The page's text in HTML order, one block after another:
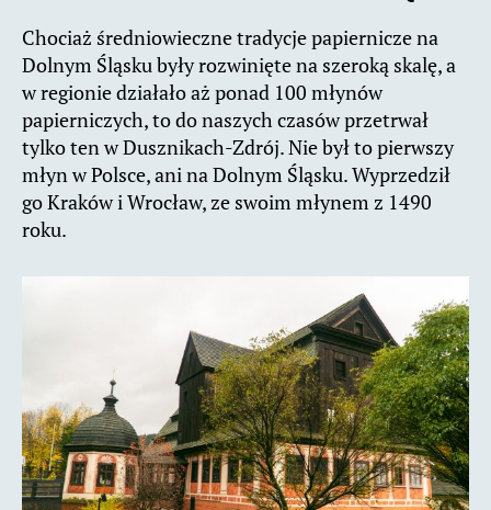
Chociaż średniowieczne tradycje papiernicze na
Dolnym Śląsku były rozwinięte na szeroką skalę, a
w regionie działało aż ponad 100 młynów
papierniczych, to do naszych czasów przetrwał
tylko ten w Dusznikach-Zdrój. Nie był to pierwszy
młyn w Polsce, ani na Dolnym Śląsku. Wyprzedził
go Kraków i Wrocław, ze swoim młynem z 1490
roku.